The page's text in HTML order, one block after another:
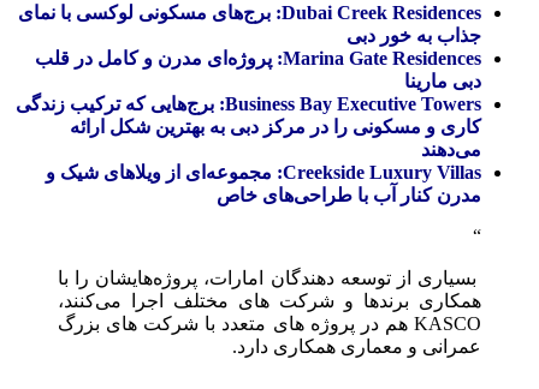
Dubai Creek Residences: برج‌های مسکونی لوکسی با نمای
جذاب به خور دبی
Marina Gate Residences: پروژه‌ای مدرن و کامل در قلب
دبی مارینا
Business Bay Executive Towers: برج‌هایی که ترکیب زندگی
کاری و مسکونی را در مرکز دبی به بهترین شکل ارائه
می‌دهند
Creekside Luxury Villas: مجموعه‌ای از ویلاهای شیک و
مدرن کنار آب با طراحی‌های خاص
بسیاری از توسعه‌ دهندگان امارات، پروژه‌هایشان را با
همکاری برندها و شرکت‌ های مختلف اجرا می‌کنند،
KASCO هم در پروژه‌ های متعدد با شرکت‌ های بزرگ
عمرانی و معماری همکاری دارد.